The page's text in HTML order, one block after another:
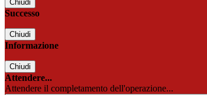
Chiudi
Successo
Chiudi
Informazione
Chiudi
Attendere...
Attendere il completamento dell'operazione...